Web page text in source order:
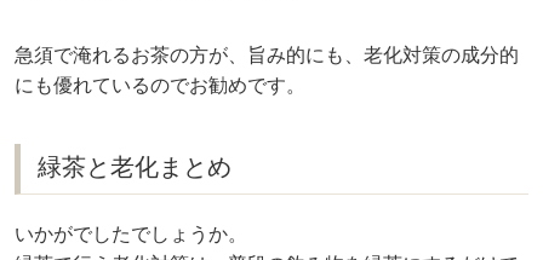
急須で淹れるお茶の方が、旨み的にも、老化対策の成分的
にも優れているのでお勧めです。
緑茶と老化まとめ
いかがでしたでしょうか。